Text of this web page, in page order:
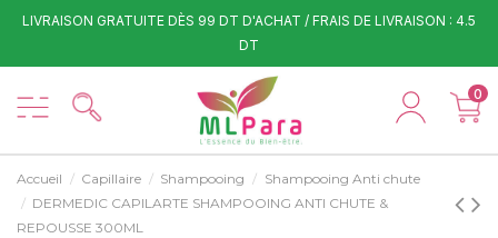
LIVRAISON GRATUITE DÈS 99 DT D'ACHAT / FRAIS DE LIVRAISON : 4.5
DT
0
Accueil Capillaire Shampooing
Shampooing Anti chute
DERMEDIC CAPILARTE SHAMPOOING ANTI CHUTE &
REPOUSSE 300ML